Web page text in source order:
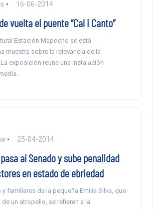
16-06-2014
vuelta el puente “Cal i Canto”
Estación Mapocho se está
muestra sobre la relevancia de la
exposición reúne una instalación
25-04-2014
al Senado y sube penalidad
en estado de ebriedad
familiares de la pequeña Emilia Silva, que
un atropello, se refieren a la